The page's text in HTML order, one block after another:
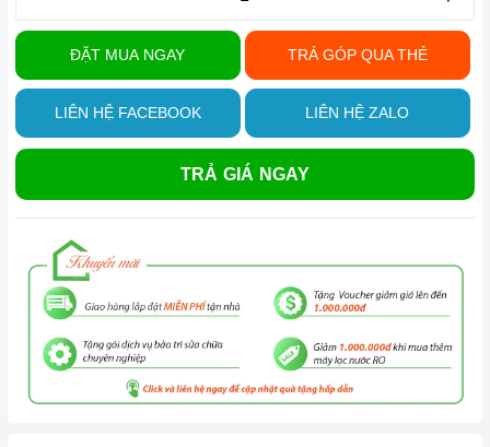
ĐẶT MUA NGAY TRẢ GÓP QUA THẺ
LIÊN HỆ FACEBOOK LIÊN HỆ ZALO
TRẢ GIÁ NGAY